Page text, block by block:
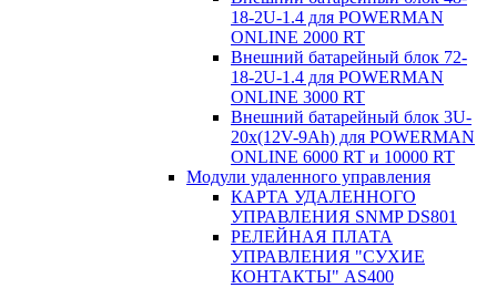
18-2U-1.4 для POWERMAN
ONLINE 2000 RT
Внешний батарейный блок 72-
18-2U-1.4 для POWERMAN
ONLINE 3000 RT
Внешний батарейный блок 3U-
20x(12V-9Ah) для POWERMAN
ONLINE 6000 RT и 10000 RT
Модули удаленного управления
КАРТА УДАЛЕННОГО
УПРАВЛЕНИЯ SNMP DS801
РЕЛЕЙНАЯ ПЛАТА
УПРАВЛЕНИЯ "СУХИЕ
КОНТАКТЫ" AS400